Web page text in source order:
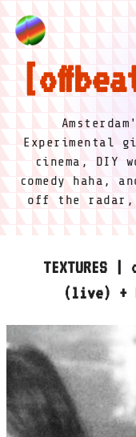
Experimental
cinema, DIY
comedy haha,
off the radar,
(live) +